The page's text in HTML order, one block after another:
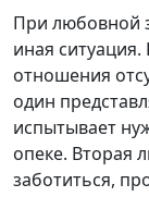
При любовной
иная
отношения
один
испытывает
опеке. Вторая
заботиться,